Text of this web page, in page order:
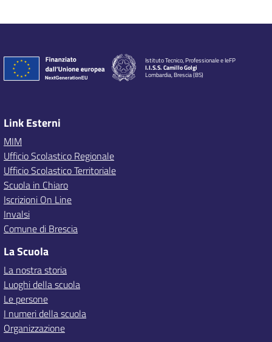
Istituto Tecnico, Professionale e IeFP
I.I.S.S. Camillo Golgi
Lombardia, Brescia (BS)
Link Esterni
MIM
Ufficio Scolastico Regionale
Ufficio Scolastico Territoriale
Scuola in Chiaro
Iscrizioni On Line
Invalsi
Comune di Brescia
La Scuola
La nostra storia
Luoghi della scuola
Le persone
I numeri della scuola
Organizzazione